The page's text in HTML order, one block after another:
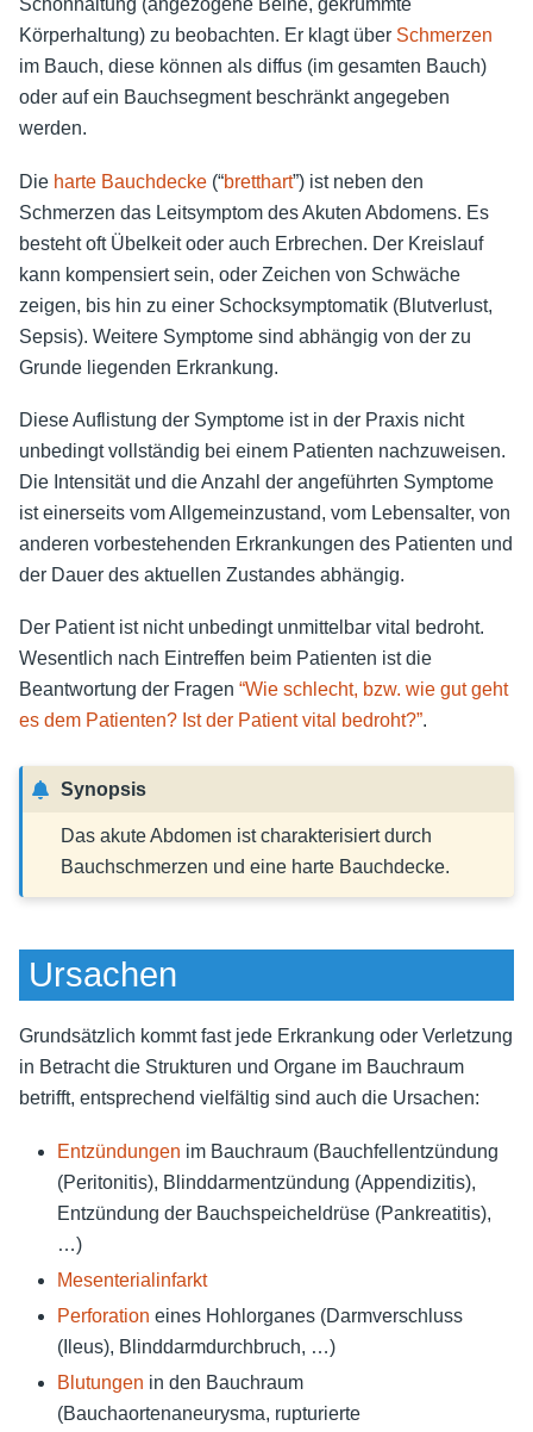
Schonhaltung (angezogene Beine, gekrümmte
Körperhaltung) zu beobachten. Er klagt über Schmerzen
im Bauch, diese können als diffus (im gesamten Bauch)
oder auf ein Bauchsegment beschränkt angegeben
werden.
Die harte Bauchdecke (“bretthart”) ist neben den
Schmerzen das Leitsymptom des Akuten Abdomens. Es
besteht oft Übelkeit oder auch Erbrechen. Der Kreislauf
kann kompensiert sein, oder Zeichen von Schwäche
zeigen, bis hin zu einer Schocksymptomatik (Blutverlust,
Sepsis). Weitere Symptome sind abhängig von der zu
Grunde liegenden Erkrankung.
Diese Auflistung der Symptome ist in der Praxis nicht
unbedingt vollständig bei einem Patienten nachzuweisen.
Die Intensität und die Anzahl der angeführten Symptome
ist einerseits vom Allgemeinzustand, vom Lebensalter, von
anderen vorbestehenden Erkrankungen des Patienten und
der Dauer des aktuellen Zustandes abhängig.
Der Patient ist nicht unbedingt unmittelbar vital bedroht.
Wesentlich nach Eintreffen beim Patienten ist die
Beantwortung der Fragen “Wie schlecht, bzw. wie gut geht
es dem Patienten? Ist der Patient vital bedroht?”.
Synopsis
Das akute Abdomen ist charakterisiert durch
Bauchschmerzen und eine harte Bauchdecke.
Ursachen
Grundsätzlich kommt fast jede Erkrankung oder Verletzung
in Betracht die Strukturen und Organe im Bauchraum
betrifft, entsprechend vielfältig sind auch die Ursachen:
Entzündungen im Bauchraum (Bauchfellentzündung
(Peritonitis), Blinddarmentzündung (Appendizitis),
Entzündung der Bauchspeicheldrüse (Pankreatitis),
…)
Mesenterialinfarkt
Perforation eines Hohlorganes (Darmverschluss
(Ileus), Blinddarmdurchbruch, …)
Blutungen in den Bauchraum
(Bauchaortenaneurysma, rupturierte